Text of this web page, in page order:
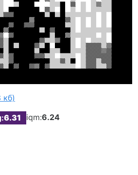
кб)
6.31 iqm:6.24